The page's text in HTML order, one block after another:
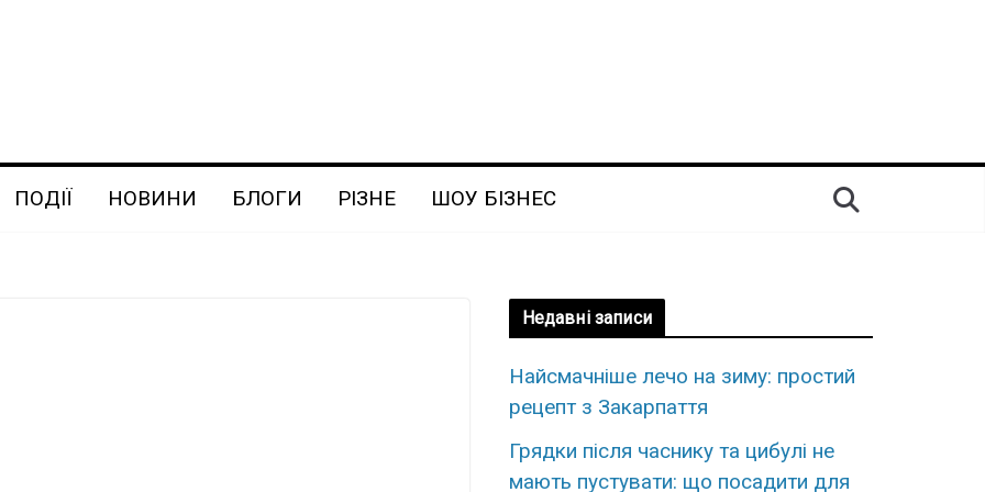
ПОДІЇ НОВИНИ БЛОГИ РІЗНЕ ШОУ БІЗНЕС
Недавні записи
Найсмачніше лечо на зиму: простий
рецепт з Закарпаття
Грядки після часнику та цибулі не
мають пустувати: що посадити для